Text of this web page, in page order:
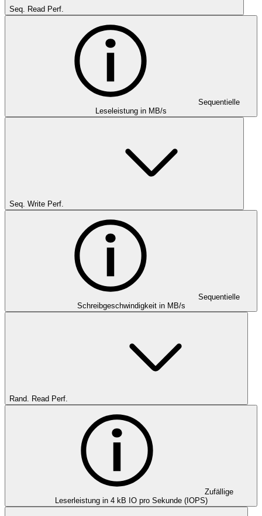
Seq. Read Perf.
Sequentielle
Leseleistung in MB/s
Seq. Write Perf.
Sequentielle
Schreibgeschwindigkeit in MB/s
Rand. Read Perf.
Zufällige
Leserleistung in 4 kB IO pro Sekunde (IOPS)